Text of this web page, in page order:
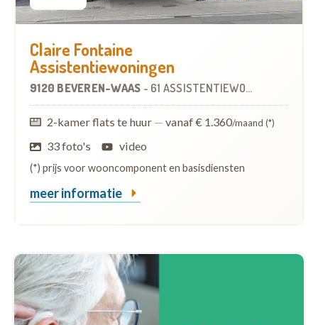
Claire Fontaine
Assistentiewoningen
9120 BEVEREN-WAAS - 61 ASSISTENTIEWONINGEN
2-kamer flats te huur — vanaf € 1.360/maand (*)
33 foto's video
(*) prijs voor wooncomponent en basisdiensten
meer informatie